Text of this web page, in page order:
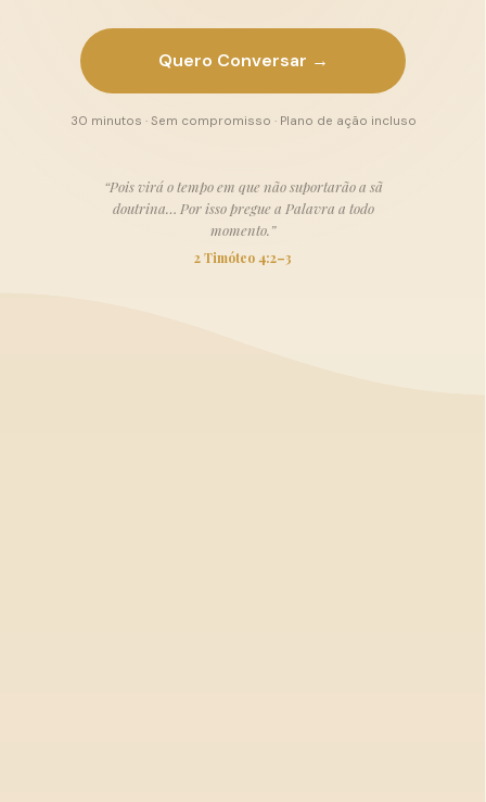
Quero Conversar →
30 minutos · Sem compromisso · Plano de ação incluso
“Pois virá o tempo em que não suportarão a sã
doutrina… Por isso pregue a Palavra a todo
momento.”
2 Timóteo 4:2–3